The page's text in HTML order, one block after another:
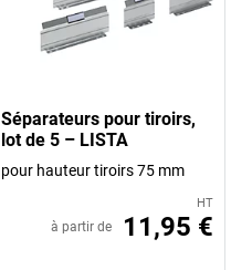
Séparateurs pour tiroirs,
lot de 5 – LISTA
pour hauteur tiroirs 75 mm
HT
à partir de 11,95 €